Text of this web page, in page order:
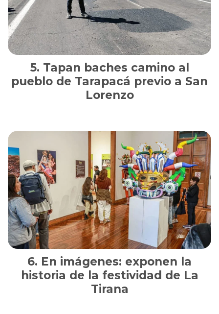
Tapan baches camino al
pueblo de Tarapacá previo a San
Lorenzo
En imágenes: exponen la
historia de la festividad de La
Tirana